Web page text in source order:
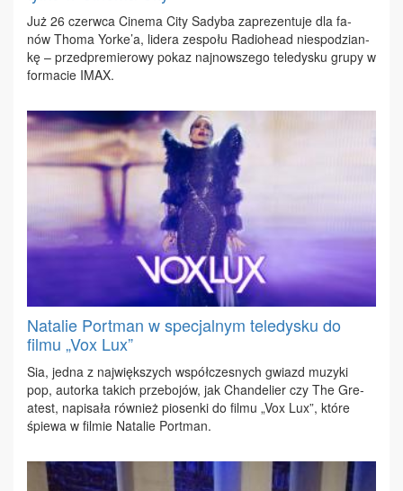
Już 26 czerw­ca Ci­ne­ma Ci­ty Sa­dy­ba za­pre­zen­tu­je dla fa­
nów Tho­ma Yor­ke’a, li­de­ra ze­spo­łu Ra­dio­he­ad nie­spo­dzian­
kę – przed­pre­mie­ro­wy po­kaz naj­now­sze­go te­le­dy­sku gru­py w
for­ma­cie IMAX.
Natalie Portman w specjalnym teledysku do
filmu „Vox Lux”
Sia, jed­na z naj­więk­szych współ­cze­snych gwiazd mu­zy­ki
pop, au­tor­ka ta­kich prze­bo­jów, jak Chan­de­lier czy The Gre­
atest, na­pi­sa­ła rów­nież pio­sen­ki do fil­mu „Vox Lux”, któ­re
śpie­wa w fil­mie Na­ta­lie Port­man.